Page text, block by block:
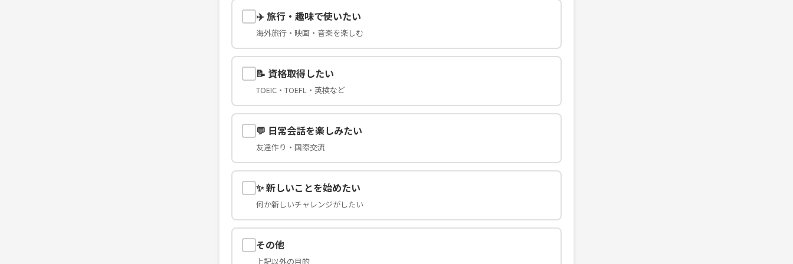
✈️ 旅行・趣味で使いたい
海外旅行・映画・音楽を楽しむ
📝 資格取得したい
TOEIC・TOEFL・英検など
💬 日常会話を楽しみたい
友達作り・国際交流
✨ 新しいことを始めたい
何か新しいチャレンジがしたい
その他
上記以外の目的